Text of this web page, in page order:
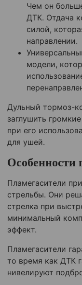
Чем он
ДТК. Отдача
силой,
направлении.
модели,
Дульный тормоз-
заглушить
при его
для ушей.
Особенности
Пламегасители
стрельбы. Они
стрелка при
минимальный
эффект.
Пламегасители
то время как ДТК
нивелируют